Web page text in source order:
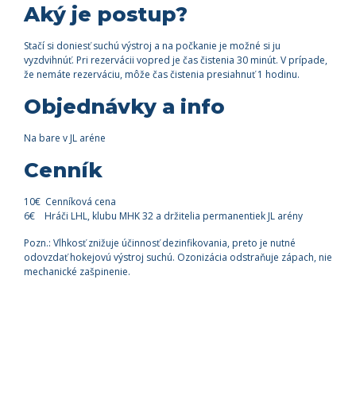
Aký je postup?
Stačí si doniesť suchú výstroj a na počkanie je možné si ju
vyzdvihnúť. Pri rezervácii vopred je čas čistenia 30 minút. V prípade,
že nemáte rezerváciu, môže čas čistenia presiahnuť 1 hodinu.
Objednávky a info
Na bare v JL aréne
Cenník
10€ Cenníková cena
6€ Hráči LHL, klubu MHK 32 a držitelia permanentiek JL arény
Pozn.: Vlhkosť znižuje účinnosť dezinfikovania, preto je nutné
odovzdať hokejovú výstroj suchú. Ozonizácia odstraňuje zápach, nie
mechanické zašpinenie.